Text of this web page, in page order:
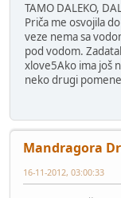
TAMO DALEKO,
Priča me osvojila
veze nema sa
pod vodom.
xlove5Ako ima još
neko drugi
Mandragora
16-11-2012, 03:00:33